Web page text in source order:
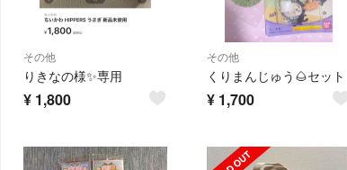
その他
りきなの様✨専用
¥ 1,800
その他
くりまんじゅう🌰セット
¥ 1,700